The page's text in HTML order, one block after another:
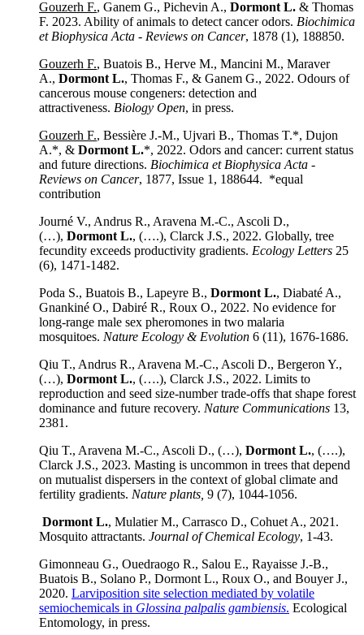
Gouzerh F., Ganem G., Pichevin A., Dormont L. & Thomas
F. 2023. Ability of animals to detect cancer odors. Biochimica
et Biophysica Acta - Reviews on Cancer, 1878 (1), 188850.
Gouzerh F., Buatois B., Herve M., Mancini M., Maraver
A., Dormont L., Thomas F., & Ganem G., 2022. Odours of
cancerous mouse congeners: detection and
attractiveness. Biology Open, in press.
Gouzerh F., Bessière J.-M., Ujvari B., Thomas T.*, Dujon
A.*, & Dormont L.*, 2022. Odors and cancer: current status
and future directions. Biochimica et Biophysica Acta -
Reviews on Cancer, 1877, Issue 1, 188644. *equal
contribution
Journé V., Andrus R., Aravena M.-C., Ascoli D.,
(…), Dormont L., (….), Clarck J.S., 2022. Globally, tree
fecundity exceeds productivity gradients. Ecology Letters 25
(6), 1471-1482.
Poda S., Buatois B., Lapeyre B., Dormont L., Diabaté A.,
Gnankiné O., Dabiré R., Roux O., 2022. No evidence for
long-range male sex pheromones in two malaria
mosquitoes. Nature Ecology & Evolution 6 (11), 1676-1686.
Qiu T., Andrus R., Aravena M.-C., Ascoli D., Bergeron Y.,
(…), Dormont L., (….), Clarck J.S., 2022. Limits to
reproduction and seed size-number trade-offs that shape forest
dominance and future recovery. Nature Communications 13,
2381.
Qiu T., Aravena M.-C., Ascoli D., (…), Dormont L., (….),
Clarck J.S., 2023. Masting is uncommon in trees that depend
on mutualist dispersers in the context of global climate and
fertility gradients. Nature plants, 9 (7), 1044-1056.
Dormont L., Mulatier M., Carrasco D., Cohuet A., 2021.
Mosquito attractants. Journal of Chemical Ecology, 1-43.
Gimonneau G., Ouedraogo R., Salou E., Rayaisse J.-B.,
Buatois B., Solano P., Dormont L., Roux O., and Bouyer J.,
2020. Larviposition site selection mediated by volatile
semiochemicals in Glossina palpalis gambiensis. Ecological
Entomology, in press.